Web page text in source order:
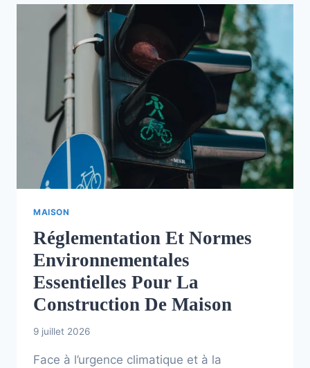
MAISON
Réglementation Et Normes
Environnementales
Essentielles Pour La
Construction De Maison
9 juillet 2026
Face à l’urgence climatique et à la